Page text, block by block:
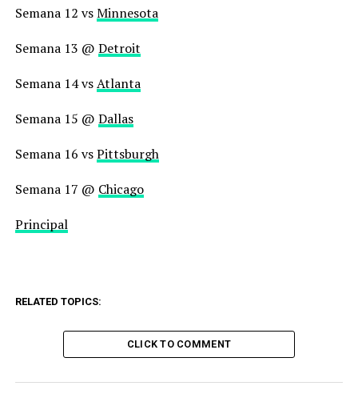
Semana 12 vsMinnesota
Semana 13 @ Detroit
Semana 14 vsAtlanta
Semana 15 @ Dallas
Semana 16 vsPittsburgh
Semana 17 @ Chicago
Principal
RELATED TOPICS:
CLICK TO COMMENT